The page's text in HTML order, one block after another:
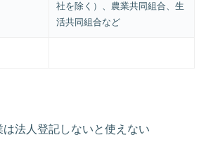
社を除く）、農業共同組合、生
活共同組合など
は法人登記しないと使えない